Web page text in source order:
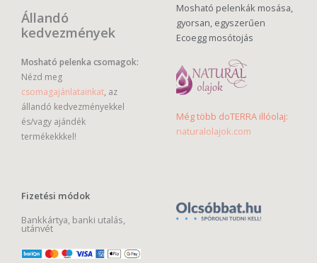
Állandó
kedvezmények
Mosható pelenka csomagok:
Nézd meg
csomagajánlatainkat, az
állandó kedvezményekkel
és/vagy ajándék
termékekkkel!
Fizetési módok
Bankkártya, banki utalás,
utánvét
Mosható pelenkák mosása,
gyorsan, egyszerűen
Ecoegg mosótojás
Még több doTERRA illóolaj:
naturalolajok.com